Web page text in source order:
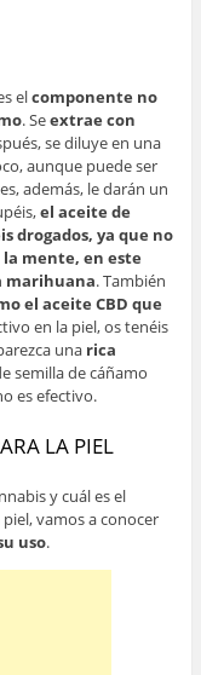
elcomponente no
. Seextrae con
se diluye en una
aunque puede ser
además, le darán un
el aceite de
drogados, ya que no
mente, en este
marihuana. También
el aceite CBD que
en la piel, os tenéis
una rica
semilla de cáñamo
es efectivo.
LA PIEL
y cuál es el
vamos a conocer
uso.